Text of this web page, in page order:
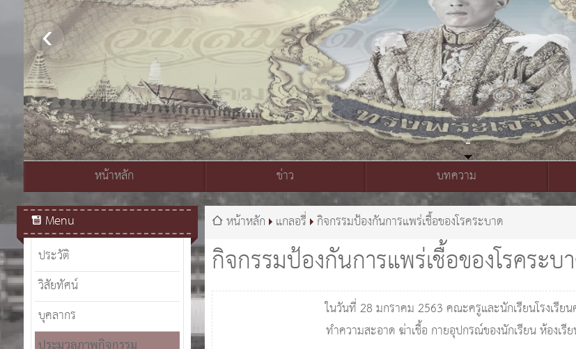
สมเด็จพระเจ้าอยู่หัวมหาวชิราลงกรณ บดินทรเทพยวรางกูร
หน้าหลัก ข่าว บทความ
Menu
ประวัติ
วิสัยทัศน์
บุคลากร
กิจกรรมป้องกันการแพร่เชื้อของโรคระบ
หน้าหลัก แกลอรี่ กิจกรรมป้องกันการแพร่เชื้อของโรคระบาด
ในวันที่ 28 มกราคม 2563 คณะครูและนักเรียนโรงเรีย
ทำความสะอาด ฆ่าเชื้อ กายอุปกรณ์ของนักเรียน ห้องเ